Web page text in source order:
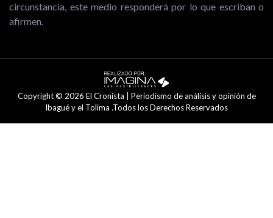
circunstancia, este medio responderá por lo que escriban o
afirmen.
Copyright © 2026 El Cronista | Periodismo de análisis y opinión de
Ibagué y el Tolima .Todos los Derechos Reservados